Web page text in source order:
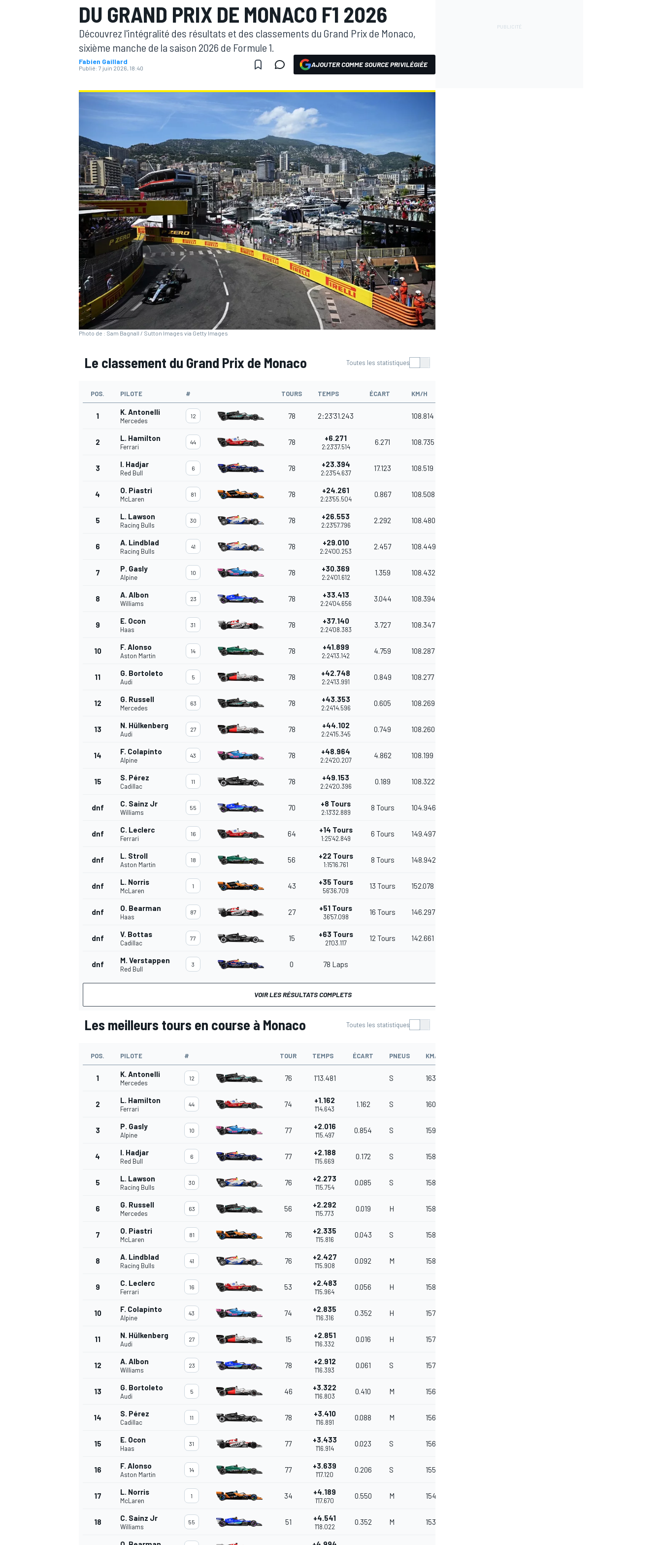
WRC
WEC
AUTRES CHAMPIONNATS
DU GRAND PRIX DE MONACO F1 2026
Découvrez l'intégralité des résultats et des classements du Grand Prix de Monaco,
sixième manche de la saison 2026 de Formule 1.
Fabien Gaillard
Publié: 7 juin 2026, 18:40 AJOUTER COMME SOURCE PRIVILÉGIÉE
Photo de : Sam Bagnall / Sutton Images via Getty Images
Le classement du Grand Prix de Monaco Toutes les statistiques
POS. PILOTE # TOURS TEMPS ÉCART KM/H
1 K. Antonelli
Mercedes
12 78 2:23'31.243 108.814
2 L. Hamilton
Ferrari
44 78 +6.271
2:23'37.514
6.271 108.735
3 I. Hadjar
Red Bull
6 78 +23.394
2:23'54.637
17.123 108.519
4 O. Piastri
McLaren
81 78 +24.261
2:23'55.504
0.867 108.508
5 L. Lawson
Racing Bulls
30 78 +26.553
2:23'57.796
2.292 108.480
6 A. Lindblad
Racing Bulls
41 78 +29.010
2:24'00.253
2.457 108.449
7 P. Gasly
Alpine
10 78 +30.369
2:24'01.612
1.359 108.432
8 A. Albon
Williams
23 78 +33.413
2:24'04.656
3.044 108.394
9 E. Ocon
Haas
31 78 +37.140
2:24'08.383
3.727 108.347
10 F. Alonso
Aston Martin
14 78 +41.899
2:24'13.142
4.759 108.287
11 G. Bortoleto
Audi
5 78 +42.748
2:24'13.991
0.849 108.277
12 G. Russell
Mercedes
63 78 +43.353
2:24'14.596
0.605 108.269
13 N. Hülkenberg
Audi
27 78 +44.102
2:24'15.345
0.749 108.260
14 F. Colapinto
Alpine
43 78 +48.964
2:24'20.207
4.862 108.199
15 S. Pérez
Cadillac
11 78 +49.153
2:24'20.396
0.189 108.322
dnf C. Sainz Jr
Williams
55 70 +8 Tours
2:13'32.889
8 Tours 104.946
dnf C. Leclerc
Ferrari
16 64 +14 Tours
1:25'42.849
6 Tours 149.497
dnf L. Stroll
Aston Martin
18 56 +22 Tours
1:15'16.761
8 Tours 148.942
dnf L. Norris
McLaren
1 43 +35 Tours
56'36.709
13 Tours 152.078
dnf O. Bearman
Haas
87 27 +51 Tours
36'57.098
16 Tours 146.297
dnf V. Bottas
Cadillac
77 15 +63 Tours
21'03.117
12 Tours 142.661
dnf M. Verstappen
Red Bull
3 0 78 Laps
VOIR LES RÉSULTATS COMPLETS
Les meilleurs tours en course à Monaco Toutes les statistiques
POS. PILOTE # TOUR TEMPS ÉCART PNEUS KM/H
1 K. Antonelli
Mercedes
12 76 1'13.481 S 163.487
2 L. Hamilton
Ferrari
44 74 +1.162
1'14.643
1.162 S 160.942
3 P. Gasly
Alpine
10 77 +2.016
1'15.497
0.854 S 159.121
4 I. Hadjar
Red Bull
6 77 +2.188
1'15.669
0.172 S 158.759
5 L. Lawson
Racing Bulls
30 76 +2.273
1'15.754
0.085 S 158.581
6 G. Russell
Mercedes
63 56 +2.292
1'15.773
0.019 H 158.541
7 O. Piastri
McLaren
81 76 +2.335
1'15.816
0.043 S 158.452
8 A. Lindblad
Racing Bulls
41 76 +2.427
1'15.908
0.092 M 158.259
9 C. Leclerc
Ferrari
16 53 +2.483
1'15.964
0.056 H 158.143
10 F. Colapinto
Alpine
43 74 +2.835
1'16.316
0.352 H 157.413
11 N. Hülkenberg
Audi
27 15 +2.851
1'16.332
0.016 H 157.380
12 A. Albon
Williams
23 78 +2.912
1'16.393
0.061 S 157.255
13 G. Bortoleto
Audi
5 46 +3.322
1'16.803
0.410 M 156.415
14 S. Pérez
Cadillac
11 78 +3.410
1'16.891
0.088 M 156.236
15 E. Ocon
Haas
31 77 +3.433
1'16.914
0.023 S 156.190
16 F. Alonso
Aston Martin
14 77 +3.639
1'17.120
0.206 S 155.772
17 L. Norris
McLaren
1 34 +4.189
1'17.670
0.550 M 154.669
18 C. Sainz Jr
Williams
55 51 +4.541
1'18.022
0.352 M 153.971